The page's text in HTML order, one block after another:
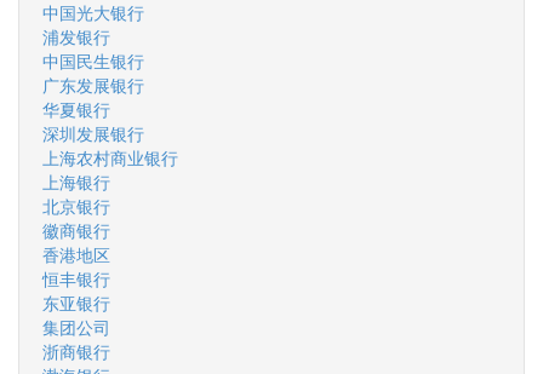
中国光大银行
浦发银行
中国民生银行
广东发展银行
华夏银行
深圳发展银行
上海农村商业银行
上海银行
北京银行
徽商银行
香港地区
恒丰银行
东亚银行
集团公司
浙商银行